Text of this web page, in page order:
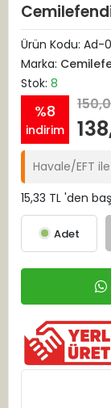
Ürün Kodu: Ad-
Marka:
Stok: 8
%8
indirim
Havale/EFT ile
15,33 TL 'den
Adet